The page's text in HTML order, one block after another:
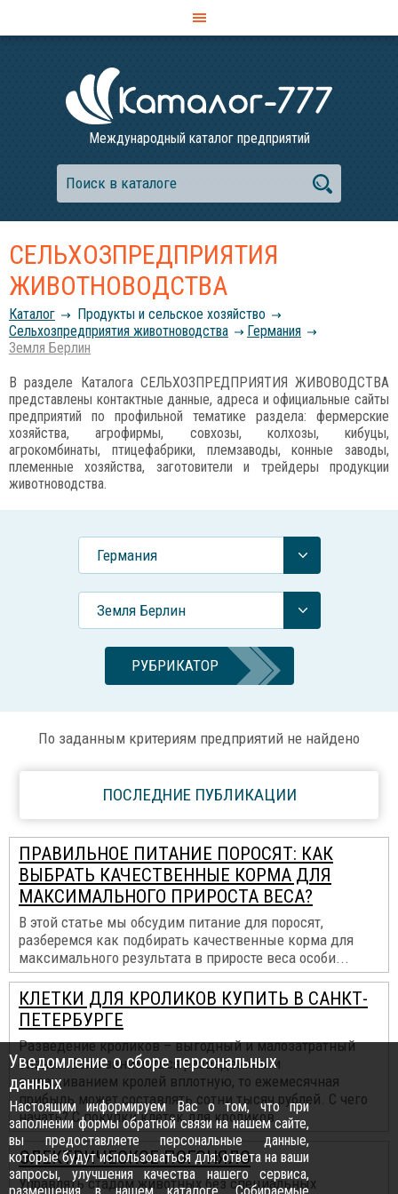
Международный каталог предприятий
СЕЛЬХОЗПРЕДПРИЯТИЯ
ЖИВОТНОВОДСТВА
Каталог
Продукты и сельское хозяйство
Сельхозпредприятия животноводства
Германия
Земля Берлин
В разделе Каталога СЕЛЬХОЗПРЕДПРИЯТИЯ ЖИВОВОДСТВА
представлены контактные данные, адреса и официальные сайты
предприятий по профильной тематике раздела: фермерские
хозяйства, агрофирмы, совхозы, колхозы, кибуцы,
агрокомбинаты, птицефабрики, племзаводы, конные заводы,
племенные хозяйства, заготовители и трейдеры продукции
животноводства.
Германия
Земля Берлин
РУБРИКАТОР
По заданным критериям предприятий не найдено
ПОСЛЕДНИЕ ПУБЛИКАЦИИ
ПРАВИЛЬНОЕ ПИТАНИЕ ПОРОСЯТ: КАК
ВЫБРАТЬ КАЧЕСТВЕННЫЕ КОРМА ДЛЯ
МАКСИМАЛЬНОГО ПРИРОСТА ВЕСА?
В этой статье мы обсудим питание для поросят,
разберемся как подбирать качественные корма для
максимального результата в приросте веса особи...
КЛЕТКИ ДЛЯ КРОЛИКОВ КУПИТЬ В САНКТ-
ПЕТЕРБУРГЕ
Разведение кроликов – выгодный и малозатратный
бизнес. Если заниматься разведением и
выращиванием кролей вплотную, то ежемесячная
прибыль может составлять сотни тысяч рублей. С чего
начать? С покупки клеток для кроликов...
ЭЛЕКТРИЧЕСКОЕ ПОГОНЯЛО
Управлять стадом животных без специальных
Уведомление о сборе персональных
данных
Настоящим информируем Вас о том, что при
заполнении формы обратной связи на нашем сайте,
вы предоставляете персональные данные,
которые будут использоваться для: ответа на ваши
запросы, улучшения качества нашего сервиса,